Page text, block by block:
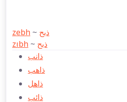
zebh ~ ذبح
zıbh ~ ذبح
ذانب
ذاهب
ذاهل
ذائب